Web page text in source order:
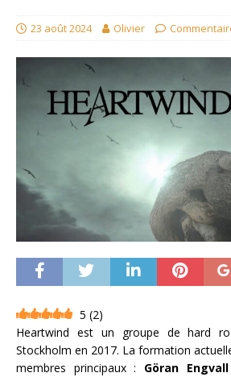
23 août 2024 Olivier
5 (2)
Heartwind est un groupe de hard
Stockholm en 2017. La formation
membres principaux : Göran